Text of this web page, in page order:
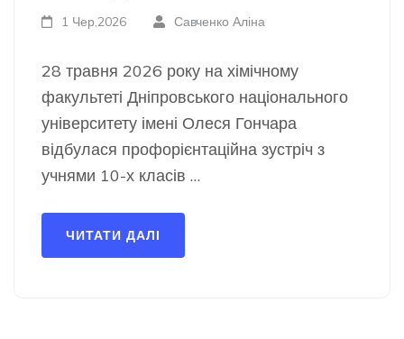
1 Чер,2026 Савченко Аліна
28 травня 2026 року на хімічному
факультеті Дніпровського національного
університету імені Олеся Гончара
відбулася профорієнтаційна зустріч з
учнями 10-х класів …
ЧИТАТИ ДАЛІ